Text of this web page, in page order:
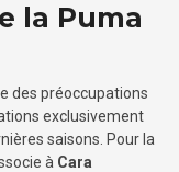
la Puma
des préoccupations
exclusivement
saisons. Pour la
à Cara